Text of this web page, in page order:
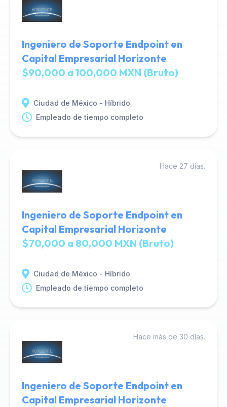
Ingeniero de Soporte Endpoint en
Capital Empresarial Horizonte
$90,000 a 100,000 MXN (Bruto)
Ciudad de México - Híbrido
Empleado de tiempo completo
Hace 27 días.
Ingeniero de Soporte Endpoint en
Capital Empresarial Horizonte
$70,000 a 80,000 MXN (Bruto)
Ciudad de México - Híbrido
Empleado de tiempo completo
Hace más de 30 días.
Ingeniero de Soporte Endpoint en
Capital Empresarial Horizonte